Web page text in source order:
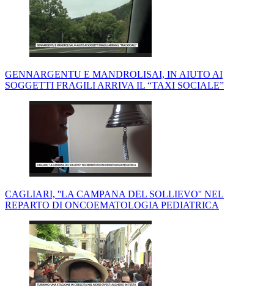
GENNARGENTU E MANDROLISAI, IN AIUTO AI
SOGGETTI FRAGILI ARRIVA IL “TAXI SOCIALE”
CAGLIARI, ''LA CAMPANA DEL SOLLIEVO'' NEL
REPARTO DI ONCOEMATOLOGIA PEDIATRICA